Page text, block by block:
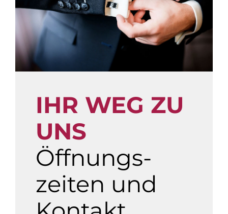
IHR WEG ZU
UNS
Öffnungs­
zeiten und